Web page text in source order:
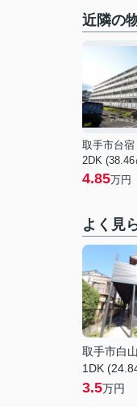
近隣の
取手市台宿
2DK (38.46
4.85万円
よく見
取手市白
1DK
3.5万円